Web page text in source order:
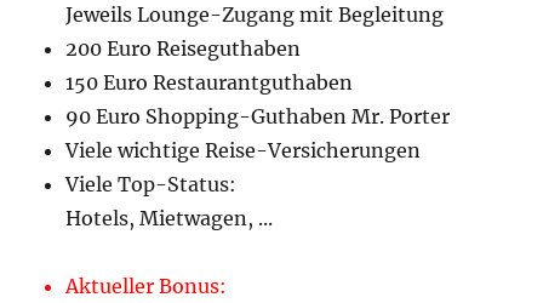
Jeweils Lounge-Zugang mit Begleitung
200 Euro Reiseguthaben
150 Euro Restaurantguthaben
90 Euro Shopping-Guthaben Mr. Porter
Viele wichtige Reise-Versicherungen
Viele Top-Status:
Hotels, Mietwagen, ...
Aktueller Bonus: